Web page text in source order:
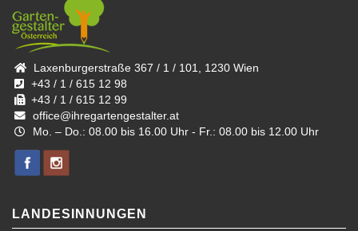
Laxenburgerstraße 367 / 1 / 101, 1230 Wien
+43 / 1 / 615 12 98
+43 / 1 / 615 12 99
office@ihregartengestalter.at
Mo. – Do.: 08.00 bis 16.00 Uhr - Fr.: 08.00 bis 12.00 Uhr
LANDESINNUNGEN